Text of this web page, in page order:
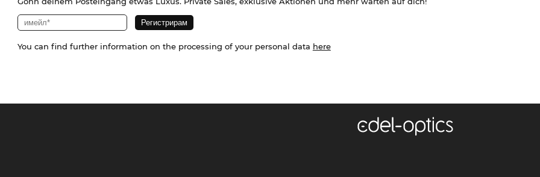
You can find further information on the processing of your personal data here